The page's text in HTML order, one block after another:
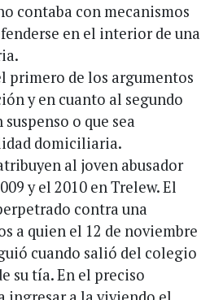
contaba con mecanismos
en el interior de una
primero de los argumentos
y en cuanto al segundo
o que sea
domiciliaria.
al joven abusador
y el 2010 en Trelew. El
contra una
a quien el 12 de noviembre
cuando salió del colegio
su tía. En el preciso